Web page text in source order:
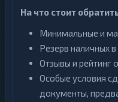
На что стоит
Минимальные и
Резерв наличных в
Отзывы и рейтинг
Особые условия
документы,